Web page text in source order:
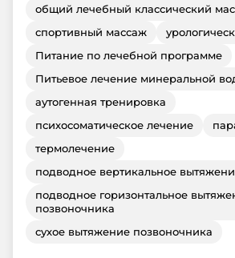
общий лечебный классический
спортивный массаж
Питание по лечебной программе
Питьевое лечение минеральной
аутогенная тренировка
психосоматическое лечение
термолечение
подводное вертикальное
подводное горизонтальное
позвоночника
сухое вытяжение позвоночника